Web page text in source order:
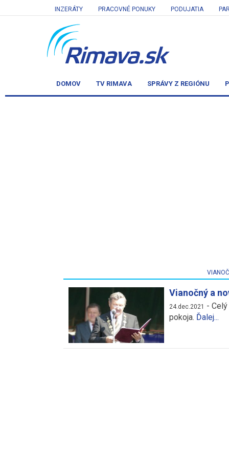
INZERÁTY PRACOVNÉ PONUKY PODUJATIA
DOMOV TV RIMAVA SPRÁVY Z REGIÓNU
Vianočný a
24.dec.2021 -
pokoja. Ďalej...